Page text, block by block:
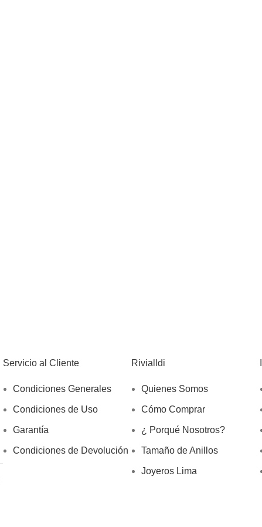
Servicio al Cliente
Condiciones Generales
Condiciones de Uso
Garantía
Condiciones de Devolución
Rivialldi
Quienes Somos
Cómo Comprar
¿ Porqué Nosotros?
Tamaño de Anillos
Joyeros Lima